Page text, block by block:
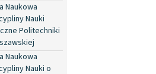
Naukowa
Nauki
Politechniki
Naukowa
Nauki o